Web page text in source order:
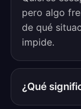
pero algo
de qué
impide.
¿Qué